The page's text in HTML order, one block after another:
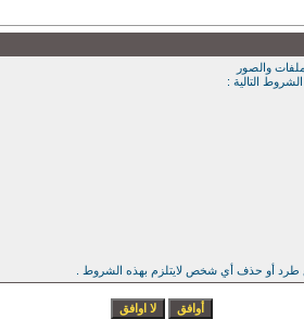
والصور
التالية :
طرد أو حذف أي شخص لايتلزم بهذه الشروط .